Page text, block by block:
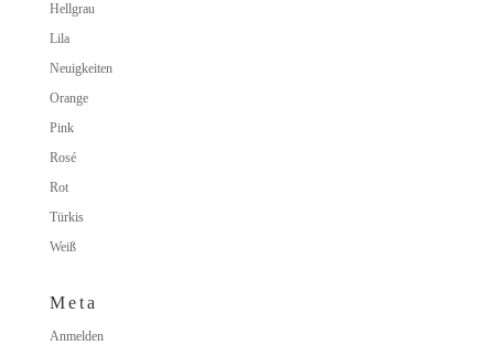
Hellgrau
Lila
Neuigkeiten
Orange
Pink
Rosé
Rot
Türkis
Weiß
Meta
Anmelden